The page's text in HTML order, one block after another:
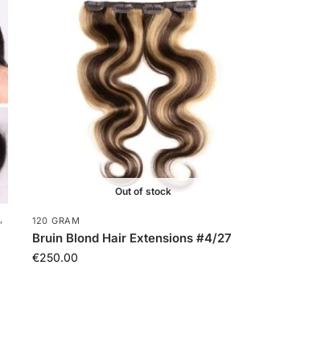
,
Out of stock
120 GRAM
Bruin Blond Hair Extensions #4/27
€250.00